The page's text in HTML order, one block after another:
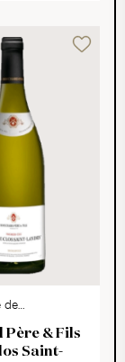
de
& Fils
Saint-